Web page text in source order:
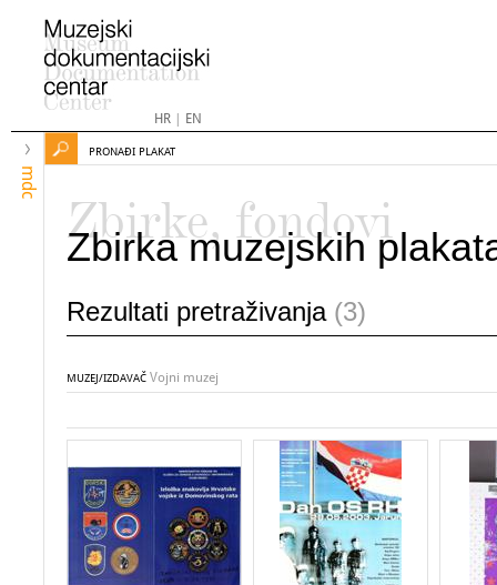
HR| EN
mdc
PRONAĐI PLAKAT
Zbirke, fondovi
Zbirka muzejskih
Rezultati pretraživanja (3)
MUZEJ/IZDAVAČ Vojni muzej